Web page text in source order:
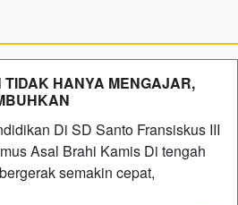
HANYA MENGAJAR,
Di SD Santo Fransiskus III
Asal Brahi Kamis Di tengah
semakin cepat,